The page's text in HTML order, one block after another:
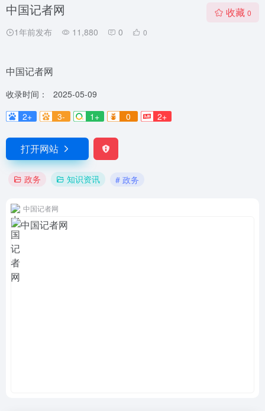
中国记者网
1年前发布 11,880 0 0
收藏 0
中国记者网
收录时间：
2025-05-09
2+
3- 1+ 0 2+
打开网站
政务 知识资讯 # 政务
中国记者网